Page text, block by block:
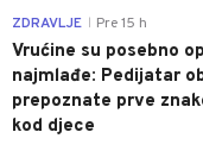
ZDRAVLJE Pre 15 h
Vrućine su posebno
najmlađe: Pedijatar
prepoznate prve
kod djece